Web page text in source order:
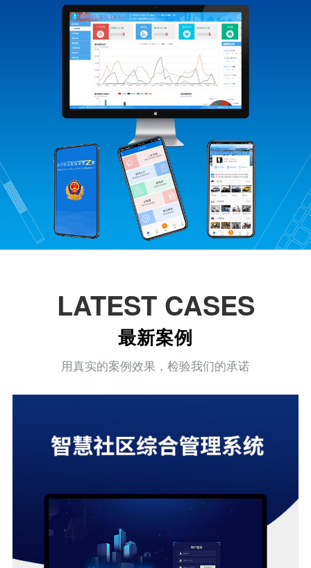
LATEST CASES
最新案例
用真实的案例效果，检验我们的承诺